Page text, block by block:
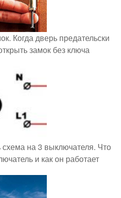
Когда дверь предательски
замок без ключа
на 3 выключателя. Что
и как он работает